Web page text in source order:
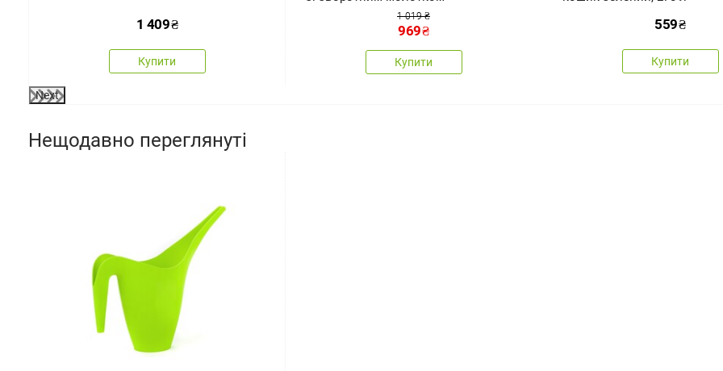
1 409₴
Купити
1 019 ₴
969₴
Купити
559₴
Купити
Next
Нещодавно переглянуті